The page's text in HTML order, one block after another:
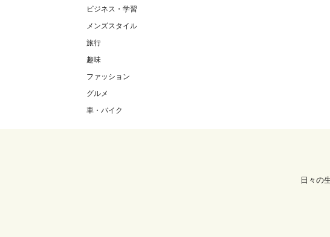
ビジネス・学習
メンズスタイル
旅行
趣味
ファッション
グルメ
車・バイク
日々の